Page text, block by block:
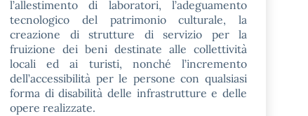
l’allestimento di laboratori, l’adeguamento
tecnologico del patrimonio culturale, la
creazione di strutture di servizio per la
fruizione dei beni destinate alle collettività
locali ed ai turisti, nonché l’incremento
dell’accessibilità per le persone con qualsiasi
forma di disabilità delle infrastrutture e delle
opere realizzate.